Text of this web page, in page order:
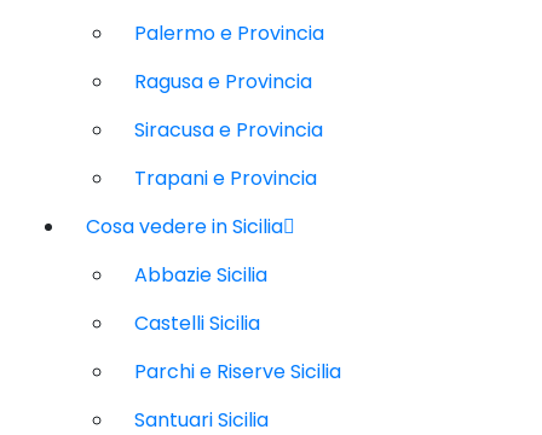
Palermo e Provincia
Ragusa e Provincia
Siracusa e Provincia
Trapani e Provincia
Cosa vedere in Sicilia
Abbazie Sicilia
Castelli Sicilia
Parchi e Riserve Sicilia
Santuari Sicilia